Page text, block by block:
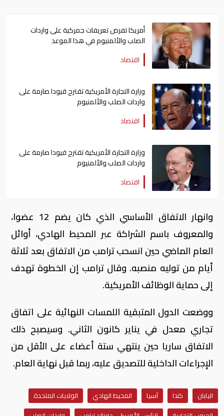
أمريكا تفرض تعريفات جمركية على واردات
الصلب والألمنيوم في هذا الموعد
اقتصاد
وزارة التجارة الأمريكية تقترح قيودا صارمة على
واردات الصلب والألمنيوم
اقتصاد
وزارة التجارة الأمريكية تقترح قيودا صارمة على
واردات الصلب والألمنيوم
اقتصاد
وانهار الاتفاق الأساسي الذي كان يضم 12 عضوا،
والمعروف باسم الشراكة عبر المحيط الهادي، أوائل
العام الماضي حين انسحب ترامب من الاتفاق بعد ثلاثة
أيام من توليه منصبه. وقال ترامب إن الخطوة تهدف
إلى حماية الوظائف الأمريكية.
ووضعت الدول المتبقية اللمسات النهائية على اتفاق
تجاري معدل في يناير كانون الثاني. وسيصبح ذلك
الاتفاق ساريا حين ينتهي ستة أعضاء على الأقل من
الإجراءات الداخلية للتصديق عليه، ربما قبل نهاية العام.
اليابان كندا آسيا المحيط الهادي
الولايات المتحدة